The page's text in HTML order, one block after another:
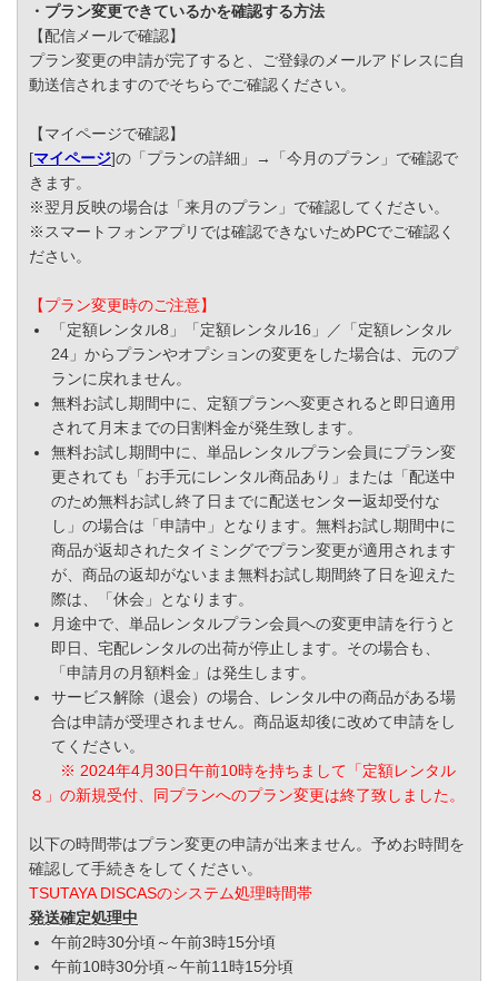
・プラン変更できているかを確認する方法
【配信メールで確認】
プラン変更の申請が完了すると、ご登録のメールアドレスに自
動送信されますのでそちらでご確認ください。
【マイページで確認】
[マイページ]の「プランの詳細」→「今月のプラン」で確認で
きます。
※翌月反映の場合は「来月のプラン」で確認してください。
※スマートフォンアプリでは確認できないためPCでご確認く
ださい。
【プラン変更時のご注意】
「定額レンタル8」「定額レンタル16」／「定額レンタル
24」からプランやオプションの変更をした場合は、元のプ
ランに戻れません。
無料お試し期間中に、定額プランへ変更されると即日適用
されて月末までの日割料金が発生致します。
無料お試し期間中に、単品レンタルプラン会員にプラン変
更されても「お手元にレンタル商品あり」または「配送中
のため無料お試し終了日までに配送センター返却受付な
し」の場合は「申請中」となります。無料お試し期間中に
商品が返却されたタイミングでプラン変更が適用されます
が、商品の返却がないまま無料お試し期間終了日を迎えた
際は、「休会」となります。
月途中で、単品レンタルプラン会員への変更申請を行うと
即日、宅配レンタルの出荷が停止します。その場合も、
「申請月の月額料金」は発生します。
サービス解除（退会）の場合、レンタル中の商品がある場
合は申請が受理されません。商品返却後に改めて申請をし
てください。
※ 2024年4月30日午前10時を持ちまして「定額レンタル
８」の新規受付、同プランへのプラン変更は終了致しました。
以下の時間帯はプラン変更の申請が出来ません。予めお時間を
確認して手続きをしてください。
TSUTAYA DISCASのシステム処理時間帯
発送確定処理中
午前2時30分頃～午前3時15分頃
午前10時30分頃～午前11時15分頃